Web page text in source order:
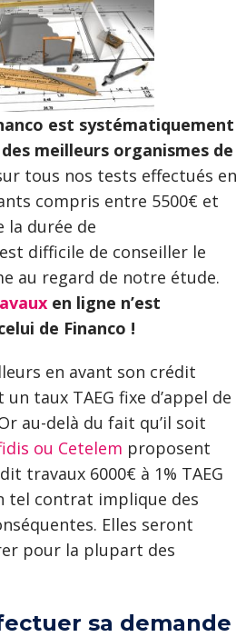
est systématiquement
meilleurs organismes de
tous nos tests effectués en
compris entre 5500€ et
la durée de
difficile de conseiller le
au regard de notre étude.
en ligne n’est
de Financo !
en avant son crédit
taux TAEG fixe d’appel de
au-delà du fait qu’il soit
ou Cetelem proposent
travaux 6000€ à 1% TAEG
tel contrat implique des
Elles seront
pour la plupart des
sa demande